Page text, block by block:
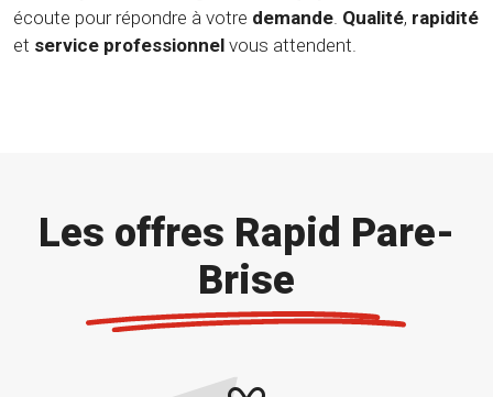
écoute pour répondre à votre demande. Qualité, rapidité
et service professionnel vous attendent.
Les offres Rapid Pare-
Brise